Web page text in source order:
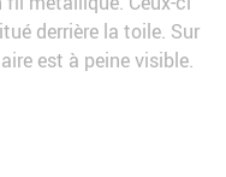
derrière la toile. Sur
est à peine visible.